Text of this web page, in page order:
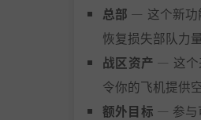
总部 — 这个新功
恢复损失部队力
战区资产 — 这个
令你的飞机提供
额外目标 — 参与